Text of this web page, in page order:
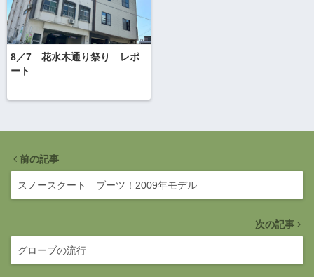
8／7 花水木通り祭り レポ
ート
前の記事
スノースクート ブーツ！2009年モデル
次の記事
グローブの流行